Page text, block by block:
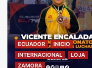
ECUADOR
INICIO
INTERNACIONAL
LOJA
ZAMORA